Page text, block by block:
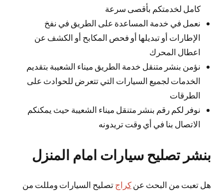
كامل لخدمتكم بأقصى سرعة
نعمل في خدمة المساعدة على الطريق في نفخ
الإطارات أو تبديلها أو فحص المكابح أو الكشف عن
اعطال المحرك
نؤمن بنشر متنقل خدمة الطريق ميناء الشعيبة بتقديم
الخدمات لجميع السيارات التي تتعرض للحوادث على
الطرقات
نوفر لكم رقم بنشر متنقل ميناء الشعيبة حيث يمكنكم
الاتصال بنا في أي وقت تريدونه
بنشر تصليح سيارات امام المنزل
هل تعبت من البحث عن كراج تصليح السيارات ومللت من